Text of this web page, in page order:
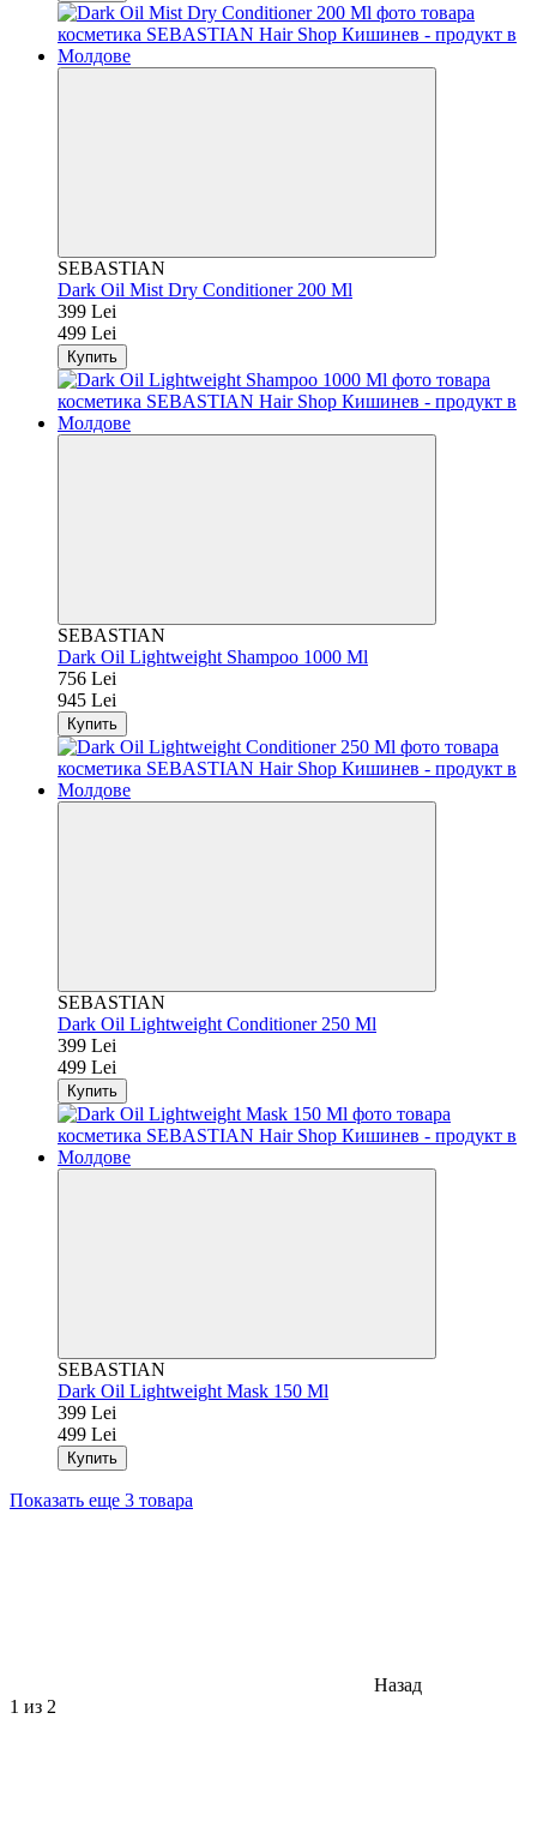
SEBASTIAN
Dark Oil Mist Dry Conditioner 200 Ml
399 Lei
499 Lei
Купить
SEBASTIAN
Dark Oil Lightweight Shampoo 1000 Ml
756 Lei
945 Lei
Купить
SEBASTIAN
Dark Oil Lightweight Conditioner 250 Ml
399 Lei
499 Lei
Купить
SEBASTIAN
Dark Oil Lightweight Mask 150 Ml
399 Lei
499 Lei
Купить
Показать еще 3 товара
Назад
1 из 2